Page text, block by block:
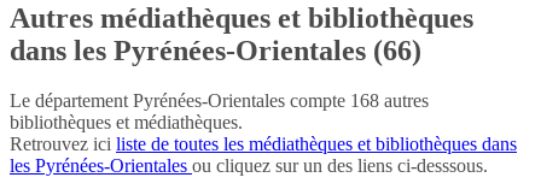
Autres médiathèques et bibliothèques
dans les Pyrénées-Orientales (66)
Le département Pyrénées-Orientales compte 168 autres
bibliothèques et médiathèques.
Retrouvez ici liste de toutes les médiathèques et bibliothèques dans
les Pyrénées-Orientales ou cliquez sur un des liens ci-desssous.